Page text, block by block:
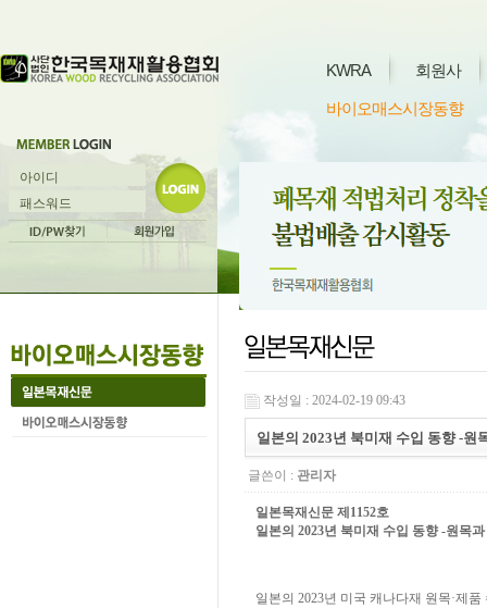
KWRA 회원사
바이오매스시장동향
작성일 : 2024-02-19 09:43
일본의 2023년 북미재 수입 동향 -원
글쓴이 : 관리자
일본목재신문 제1152호
일본의 2023년 북미재 수입 동향 -원목
일본의 2023년 미국 캐나다재 원목·제